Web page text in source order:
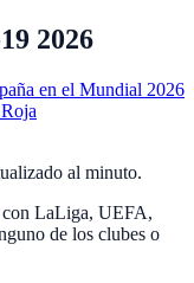
2026
en el Mundial 2026
al minuto.
con LaLiga, UEFA,
de los clubes o